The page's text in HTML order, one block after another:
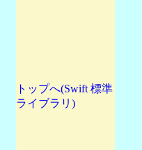
トップへ(Swift 標準
ライブラリ)